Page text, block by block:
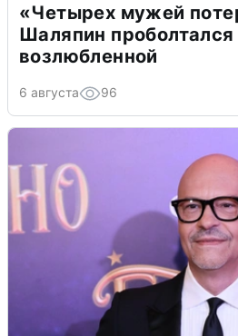
«Четырех мужей
Шаляпин проболтался
возлюбленной
6 августа 96